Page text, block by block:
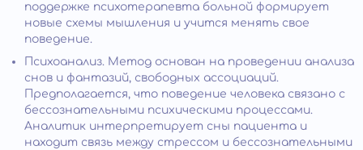
поддержке психотерапевта больной формирует
новые схемы мышления и учится менять свое
поведение.
Психоанализ. Метод основан на проведении анализа
снов и фантазий, свободных ассоциаций.
Предполагается, что поведение человека связано с
бессознательными психическими процессами.
Аналитик интерпретирует сны пациента и
находит связь между стрессом и бессознательными